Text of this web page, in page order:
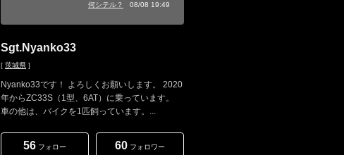
何シテル？ 08/08 19:49
Sgt.Nyanko33
[ 茨城県 ]
Nyanko33です！ よろしくお願いします。 2020
年からZC33S（1型、6AT）に乗っています。
車の他は、バイクを1匹飼っています。...
56 フォロー 60 フォロワー